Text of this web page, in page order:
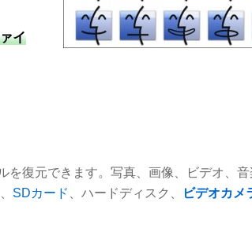
イ
を復元できます。写真、画像、ビデオ、
SDカード 、ハードディスク、
ビデオカメ